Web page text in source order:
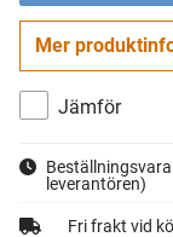
Mer
Jämför
Beställningsvara
leverantören)
Fri frakt vid